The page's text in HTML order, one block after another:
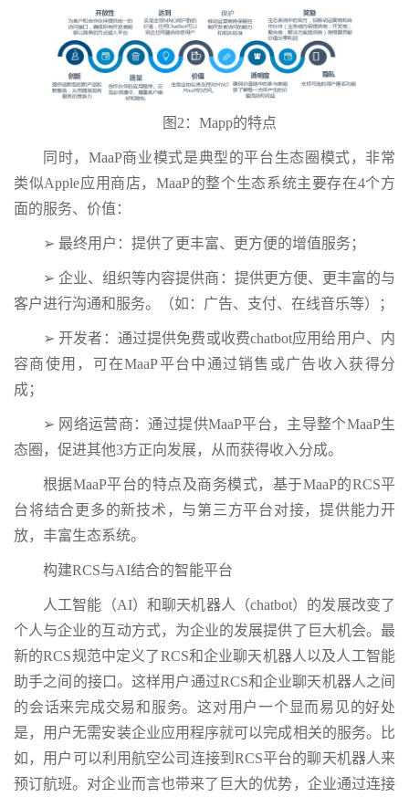
图2：Mapp的特点
同时，MaaP商业模式是典型的平台生态圈模式，非常
类似Apple应用商店，MaaP的整个生态系统主要存在4个方
面的服务、价值：
➢ 最终用户：提供了更丰富、更方便的增值服务；
➢ 企业、组织等内容提供商：提供更方便、更丰富的与
客户进行沟通和服务。（如：广告、支付、在线音乐等）；
➢ 开发者：通过提供免费或收费chatbot应用给用户、内
容商使用，可在MaaP平台中通过销售或广告收入获得分
成；
➢ 网络运营商：通过提供MaaP平台，主导整个MaaP生
态圈，促进其他3方正向发展，从而获得收入分成。
根据MaaP平台的特点及商务模式，基于MaaP的RCS平
台将结合更多的新技术，与第三方平台对接，提供能力开
放，丰富生态系统。
构建RCS与AI结合的智能平台
人工智能（AI）和聊天机器人（chatbot）的发展改变了
个人与企业的互动方式，为企业的发展提供了巨大机会。最
新的RCS规范中定义了RCS和企业聊天机器人以及人工智能
助手之间的接口。这样用户通过RCS和企业聊天机器人之间
的会话来完成交易和服务。这对用户一个显而易见的好处
是，用户无需安装企业应用程序就可以完成相关的服务。比
如，用户可以利用航空公司连接到RCS平台的聊天机器人来
预订航班。对企业而言也带来了巨大的优势，企业通过连接